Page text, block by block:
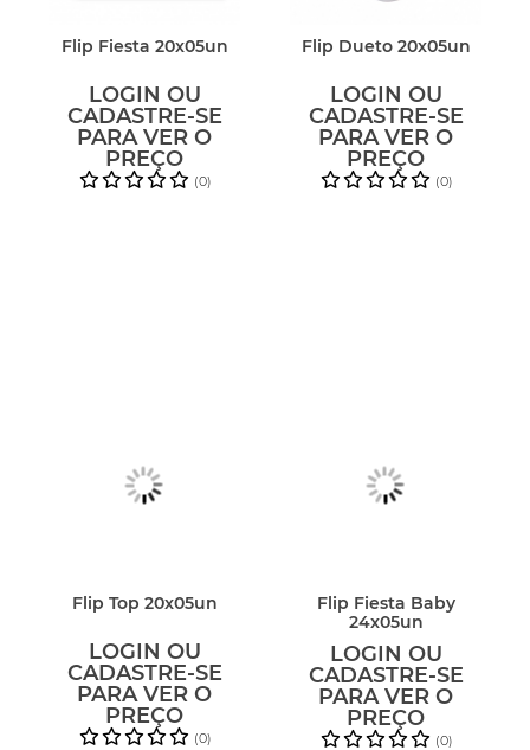
Flip Fiesta 20x05un
LOGIN OU
CADASTRE-SE
PARA VER O
PREÇO
(0)
Flip Dueto 20x05un
LOGIN OU
CADASTRE-SE
PARA VER O
PREÇO
(0)
Flip Top 20x05un
LOGIN OU
CADASTRE-SE
PARA VER O
PREÇO
(0)
Flip Fiesta Baby
24x05un
LOGIN OU
CADASTRE-SE
PARA VER O
PREÇO
(0)